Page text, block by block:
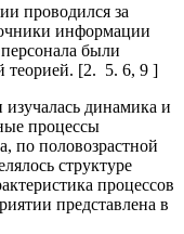
проводился за
информации
были
теорией. [2. 5. 6, 9 ]
динамика и
процессы
по половозрастной
структуре
процессов
представлена в